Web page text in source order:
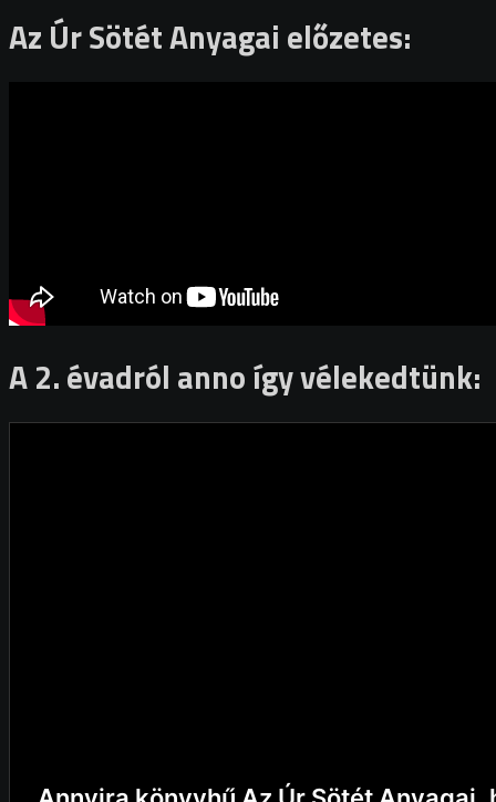
Az Úr Sötét Anyagai előzetes:
A 2. évadról anno így vélekedtünk: